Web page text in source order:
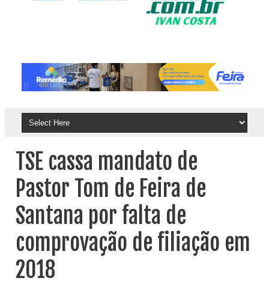
TSE cassa mandato de
Pastor Tom de Feira de
Santana por falta de
comprovação de filiação em
2018